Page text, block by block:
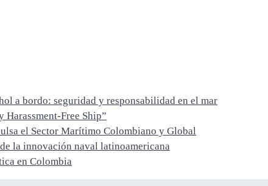
a bordo: seguridad y responsabilidad en el mar
Ship”
el Sector Marítimo Colombiano y Global
la innovación naval latinoamericana
en Colombia